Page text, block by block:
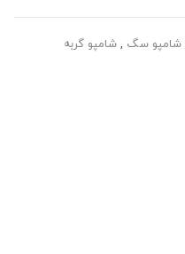
شامپو سگ ,شامپو گربه